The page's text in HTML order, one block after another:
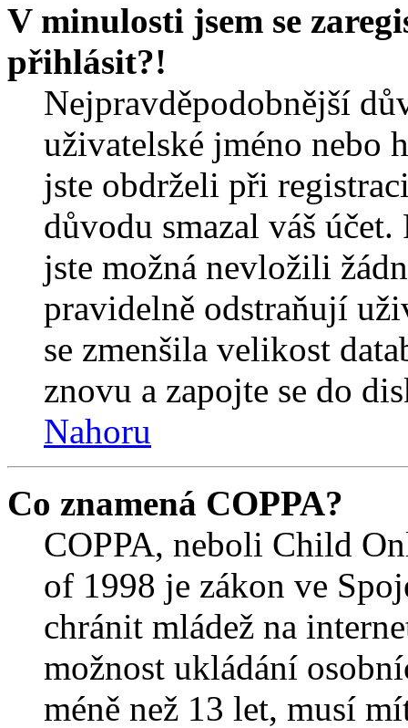
V minulosti jsem se
přihlásit?!
Nejpravděpodobnější
uživatelské jméno nebo
jste obdrželi při
důvodu smazal váš
jste možná nevložili
pravidelně odstraňují
se zmenšila velikost
znovu a zapojte se do
Nahoru
Co znamená COPPA?
COPPA, neboli Child
of 1998 je zákon ve
chránit mládež na
možnost ukládání
méně než 13 let, musí